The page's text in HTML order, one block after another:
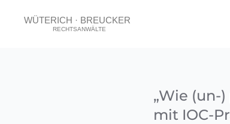
„Wie (un-
mit IOC-